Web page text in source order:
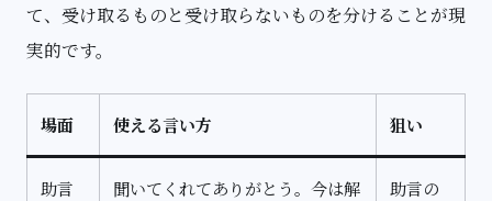
て、受け取るものと受け取らないものを分けることが現
実的です。
場面 使える言い方 狙い
助言
聞いてくれてありがとう。今は解
助言の